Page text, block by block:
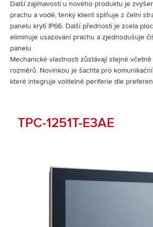
Další zajímavostí u nového produktu je
prachu a vodě, tenký klient splňuje z čelní
panelu krytí IP66. Další předností je zcela
eliminuje usazování prachu a zjednodušuje
panelu.
Mechanické vlastnosti zůstávají stejné
rozměrů. Novinkou je šachta pro
které integruje volitelné periferie dle
TPC-1251T-E3AE